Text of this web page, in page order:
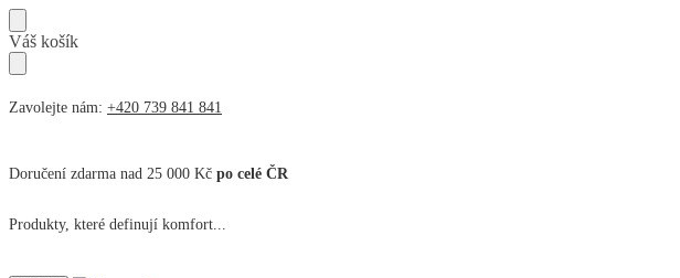
Přeskočit
na
navigaci
Přeskočit
na
obsah
Váš košík
Zavolejte nám: +420 739 841 841
Doručení zdarma nad 25 000 Kč po celé ČR
Produkty, které definují komfort...